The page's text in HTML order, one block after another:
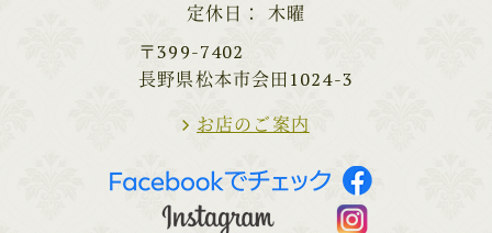
定休日
木曜
〒399-7402
長野県松本市会田1024-3
お店のご案内